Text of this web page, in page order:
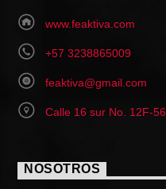
www.feaktiva.com
+57 3238865009
feaktiva@gmail.com
Calle 16 sur No. 12F-56
NOSOTROS